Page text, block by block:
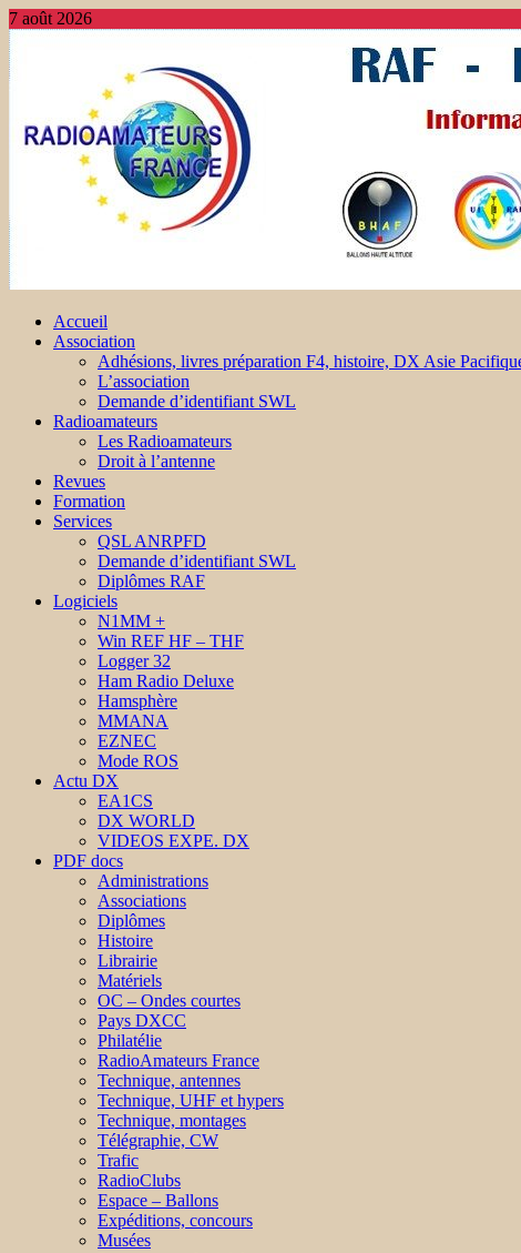
7 août 2026
Accueil
Association
Adhésions, livres préparation F4, histoire, DX Asie
L’association
Demande d’identifiant SWL
Radioamateurs
Les Radioamateurs
Droit à l’antenne
Revues
Formation
Services
QSL ANRPFD
Demande d’identifiant SWL
Diplômes RAF
Logiciels
N1MM +
Win REF HF – THF
Logger 32
Ham Radio Deluxe
Hamsphère
MMANA
EZNEC
Mode ROS
Actu DX
EA1CS
DX WORLD
VIDEOS EXPE. DX
PDF docs
Administrations
Associations
Diplômes
Histoire
Librairie
Matériels
OC – Ondes courtes
Pays DXCC
Philatélie
RadioAmateurs France
Technique, antennes
Technique, UHF et hypers
Technique, montages
Télégraphie, CW
Trafic
RadioClubs
Espace – Ballons
Expéditions, concours
Musées